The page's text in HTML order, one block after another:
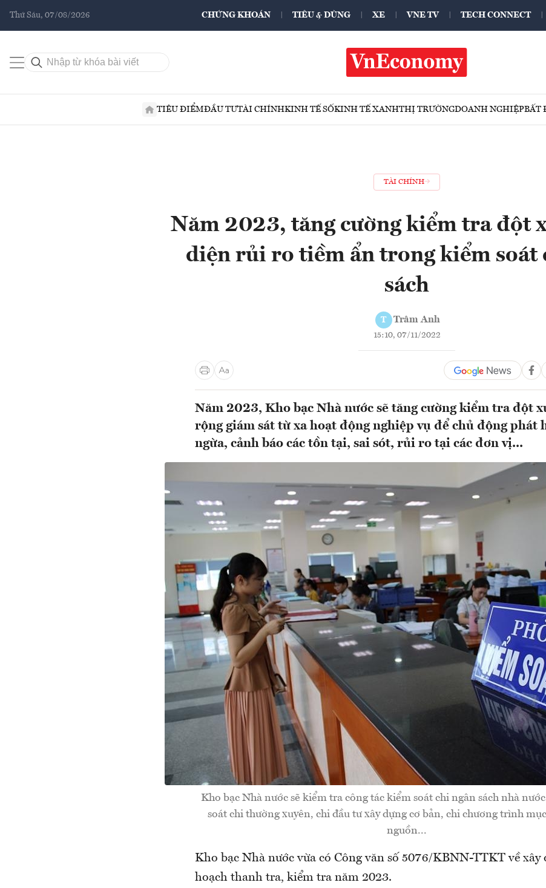
Thứ Sáu, 07/08/2026 CHỨNG KHOÁN TIÊU & DÙNG XE VNE TV TECH CONNECT
TIÊU ĐIỂMĐẦU TƯTÀI CHÍNHKINH TẾ SỐKINH TẾ XANHTHỊ TRƯỜNGDOANH NGHIỆPBẤT
TÀI CHÍNH
Năm 2023, tăng cường kiểm tra đột
diện rủi ro tiềm ẩn trong kiểm soát
sách
T Trâm Anh
15:10, 07/11/2022
Năm 2023, Kho bạc Nhà nước sẽ tăng cường kiểm tra đột
rộng giám sát từ xa hoạt động nghiệp vụ để chủ động phát
ngừa, cảnh báo các tồn tại, sai sót, rủi ro tại các đơn vị...
Kho bạc Nhà nước sẽ kiểm tra công tác kiểm soát chi ngân sách nhà
soát chi thường xuyên, chi đầu tư xây dựng cơ bản, chi chương trình
nguồn...
Kho bạc Nhà nước vừa có Công văn số 5076/KBNN-TTKT về xây
hoạch thanh tra, kiểm tra năm 2023.